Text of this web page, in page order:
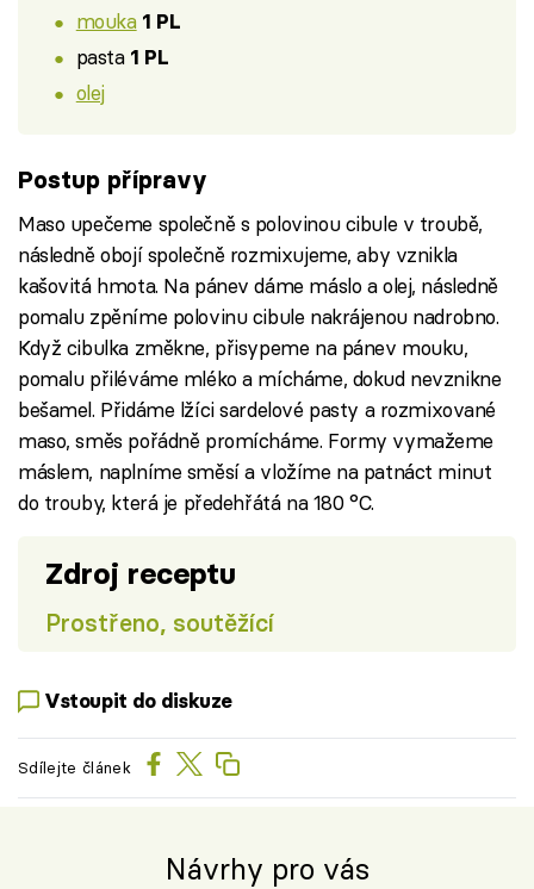
mouka 1 PL
pasta 1 PL
olej
Postup přípravy
Maso upečeme společně s polovinou cibule v troubě,
následně obojí společně rozmixujeme, aby vznikla
kašovitá hmota. Na pánev dáme máslo a olej, následně
pomalu zpěníme polovinu cibule nakrájenou nadrobno.
Když cibulka změkne, přisypeme na pánev mouku,
pomalu přiléváme mléko a mícháme, dokud nevznikne
bešamel. Přidáme lžíci sardelové pasty a rozmixované
maso, směs pořádně promícháme. Formy vymažeme
máslem, naplníme směsí a vložíme na patnáct minut
do trouby, která je předehřátá na 180 °C.
Zdroj receptu
Prostřeno, soutěžící
Vstoupit do diskuze
Sdílejte článek
Návrhy pro vás